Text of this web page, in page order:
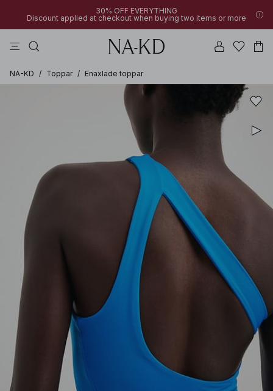
30% OFF EVERYTHING
Discount applied at checkout when buying two items or more
NA-KD / Toppar / Enaxlade toppar